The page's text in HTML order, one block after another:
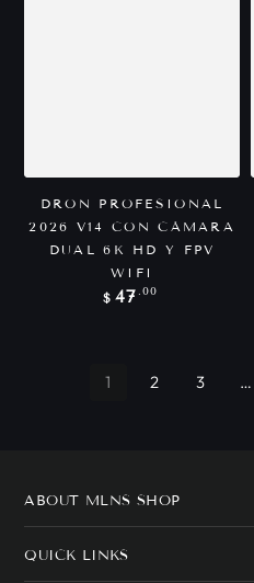
DRON PROFESIONAL
2026 V14 CON CÁMARA
DUAL 6K HD Y FPV
WIFI
Precio
regular
$ 47 .00
1 2 3 …
ABOUT MLNS SHOP
QUICK LINKS